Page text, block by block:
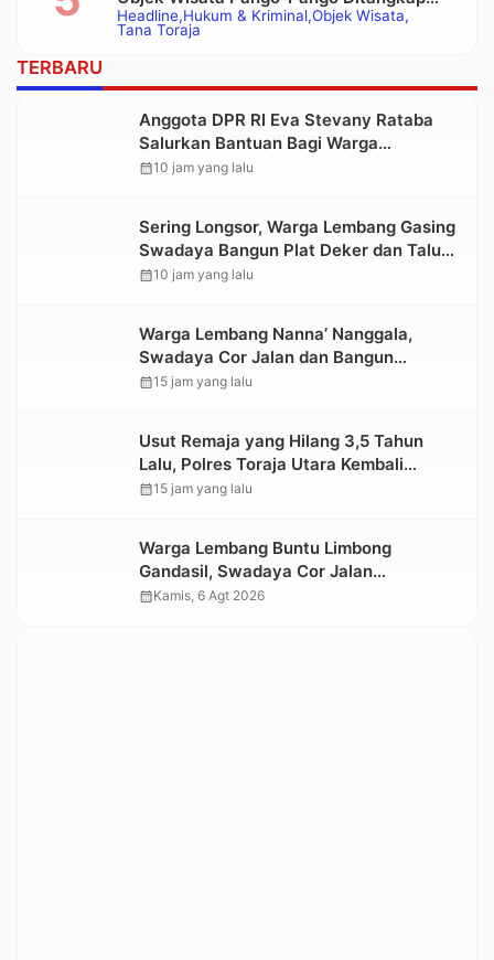
Headline Hukum & Kriminal Objek Wisata
Tana Toraja
Polisi
TERBARU
Anggota DPR RI Eva Stevany Rataba
Salurkan Bantuan Bagi Warga
Terdampak Longsor di Buntu Pepasan
calendar_month10 jam yang lalu
Sering Longsor, Warga Lembang Gasing
Swadaya Bangun Plat Deker dan Talut
Jalan Penghubung Antar Lembang
calendar_month10 jam yang lalu
Warga Lembang Nanna’ Nanggala,
Swadaya Cor Jalan dan Bangun
Jembatan
calendar_month15 jam yang lalu
Usut Remaja yang Hilang 3,5 Tahun
Lalu, Polres Toraja Utara Kembali
Datangi TKP
calendar_month15 jam yang lalu
Warga Lembang Buntu Limbong
Gandasil, Swadaya Cor Jalan
Sepanjang 500 Meter
calendar_monthKamis, 6 Agt 2026